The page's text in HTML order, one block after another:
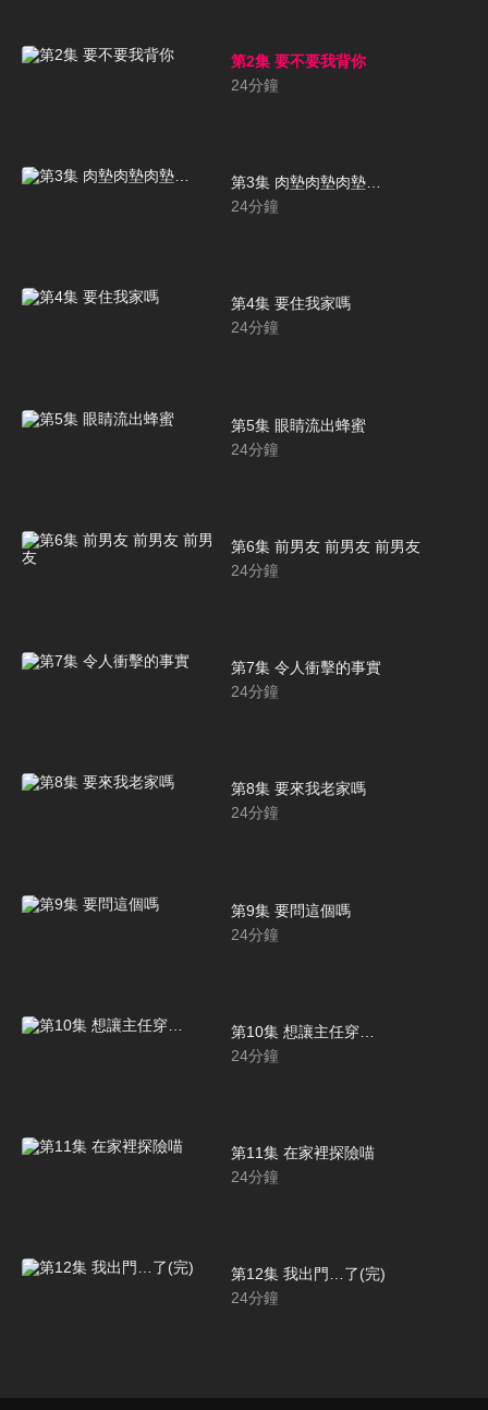
第2集 要不要我背你
24分鐘
第3集 肉墊肉墊肉墊…
24分鐘
第4集 要住我家嗎
24分鐘
第5集 眼睛流出蜂蜜
24分鐘
第6集 前男友 前男友 前男友
24分鐘
第7集 令人衝擊的事實
24分鐘
第8集 要來我老家嗎
24分鐘
第9集 要問這個嗎
24分鐘
第10集 想讓主任穿…
24分鐘
第11集 在家裡探險喵
24分鐘
第12集 我出門…了(完)
24分鐘